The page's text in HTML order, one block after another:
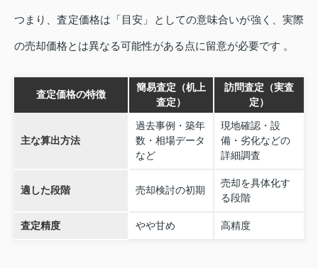
つまり、査定価格は「目安」としての意味合いが強く、実際
の売却価格とは異なる可能性がある点に留意が必要です 。
査定価格の特徴
簡易査定（机上
査定）
訪問査定（実査
定）
主な算出方法
過去事例・築年
数・相場データ
など
現地確認・設
備・劣化などの
詳細調査
適した段階 売却検討の初期
売却を具体化す
る段階
査定精度 やや甘め 高精度